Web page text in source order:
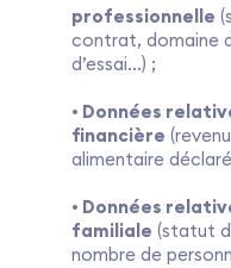
professionnelle
contrat, domaine
d’essai...) ;
• Données
financière
alimentaire
• Données
familiale (statut
nombre de